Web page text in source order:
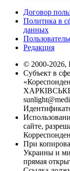
Договор
Политика в
данных
Редакция
© 2000-2026,
Субъект в
ХАРКІВСЬКЕ
сайте,
При
Украины и
прямая